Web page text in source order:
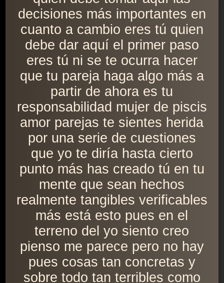
decisiones más importantes en
cuanto a cambio eres tú quien
debe dar aquí el primer paso
eres tú ni se te ocurra hacer
que tu pareja haga algo más a
partir de ahora es tu
responsabilidad mujer de piscis
amor parejas te sientes herida
por una serie de cuestiones
que yo te diría hasta cierto
punto más has creado tú en tu
mente que sean hechos
realmente tangibles verificables
más está esto pues en el
terreno del yo siento creo
pienso me parece pero no hay
pues cosas tan concretas y
sobre todo tan terribles como